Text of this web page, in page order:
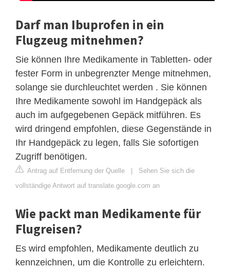
Darf man Ibuprofen in ein
Flugzeug mitnehmen?
Sie können Ihre Medikamente in Tabletten- oder
fester Form in unbegrenzter Menge mitnehmen,
solange sie durchleuchtet werden . Sie können
Ihre Medikamente sowohl im Handgepäck als
auch im aufgegebenen Gepäck mitführen. Es
wird dringend empfohlen, diese Gegenstände in
Ihr Handgepäck zu legen, falls Sie sofortigen
Zugriff benötigen.
Antrag auf Entfernung der Quelle | Sehen Sie sich die
vollständige Antwort auf translate.google.com an
Wie packt man Medikamente für
Flugreisen?
Es wird empfohlen, Medikamente deutlich zu
kennzeichnen, um die Kontrolle zu erleichtern.